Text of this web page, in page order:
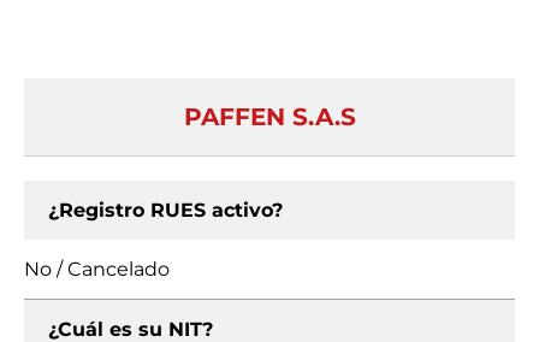
PAFFEN S.A.S
¿Registro RUES activo?
No / Cancelado
¿Cuál es su NIT?